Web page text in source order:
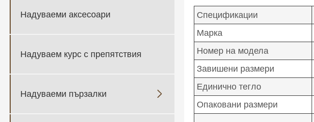
Надуваеми аксесоари
Надуваем курс с препятствия
Надуваеми пързалки 
Спецификации
Марка
Номер на модела
Завишени размери
Единично тегло
Опаковани размери